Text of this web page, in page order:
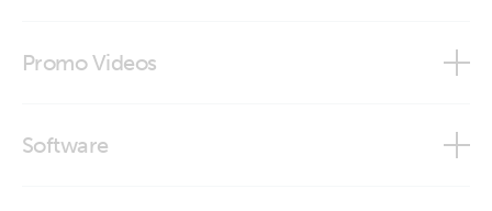
Modbus-TCP register list
Promo Videos
Software